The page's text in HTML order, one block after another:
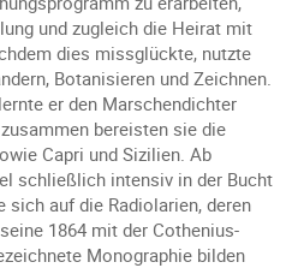
und zugleich die Heirat mit
dies missglückte, nutzte
Botanisieren und Zeichnen.
er den Marschendichter
bereisten sie die
Capri und Sizilien. Ab
schließlich intensiv in der Bucht
auf die Radiolarien, deren
1864 mit der Cothenius-
Monographie bilden